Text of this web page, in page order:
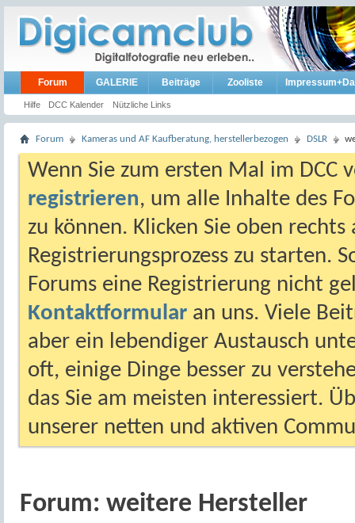
Forum
Hilfe DCC Kalender Nützliche Links
GALERIE Beiträge Zooliste
Forum Kameras und AF Kaufberatung, herstellerbezogen DSLR
Wenn Sie zum ersten Mal im DCC
registrieren, um alle Inhalte des
zu können. Klicken Sie oben
Registrierungsprozess zu starten.
Forums eine Registrierung nicht
Kontaktformular an uns. Viele
aber ein lebendiger Austausch
oft, einige Dinge besser zu
das Sie am meisten interessiert.
unserer netten und aktiven
Forum: weitere Hersteller